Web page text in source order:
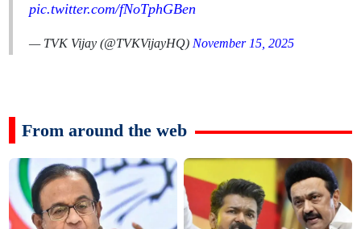
pic.twitter.com/fNoTphGBen
— TVK Vijay (@TVKVijayHQ) November 15, 2025
From around the web